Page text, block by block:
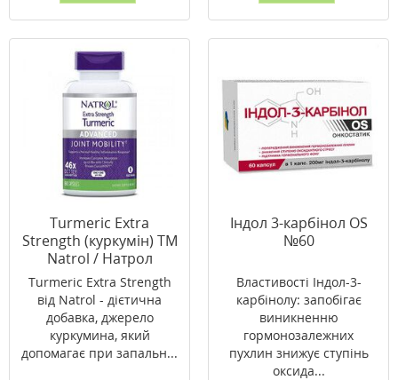
Turmeric Extra
Strength (куркумін) ТМ
Natrol / Натрол
капсули № 60
Turmeric Extra Strength
від Natrol - дієтична
добавка, джерело
куркумина, який
допомагає при запальн...
Індол 3-карбінол OS
№60
Властивості Індол-3-
карбінолу: запобігає
виникненню
гормонозалежних
пухлин знижує ступінь
оксида...